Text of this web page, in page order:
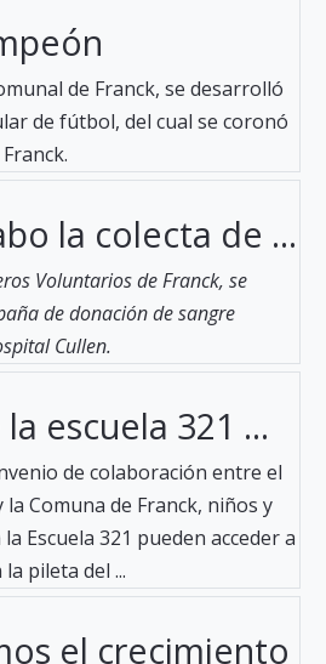
de Franck, se desarrolló
de fútbol, del cual se coronó
la colecta de ...
Voluntarios de Franck, se
de donación de sangre
Cullen.
escuela 321 ...
de colaboración entre el
Comuna de Franck, niños y
Escuela 321 pueden acceder a
pileta del ...
el crecimiento